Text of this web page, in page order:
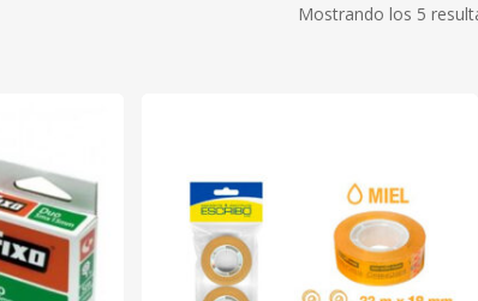
Mostrando los 5